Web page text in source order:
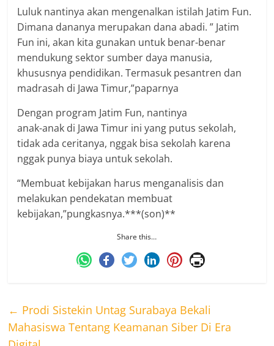
Luluk nantinya akan mengenalkan istilah Jatim Fun.
Dimana dananya merupakan dana abadi. ” Jatim
Fun ini, akan kita gunakan untuk benar-benar
mendukung sektor sumber daya manusia,
khususnya pendidikan. Termasuk pesantren dan
madrasah di Jawa Timur,”paparnya
Dengan program Jatim Fun, nantinya
anak-anak di Jawa Timur ini yang putus sekolah,
tidak ada ceritanya, nggak bisa sekolah karena
nggak punya biaya untuk sekolah.
“Membuat kebijakan harus menganalisis dan
melakukan pendekatan membuat
kebijakan,”pungkasnya.***(son)**
Share this…
← Prodi Sistekin Untag Surabaya Bekali
Mahasiswa Tentang Keamanan Siber Di Era